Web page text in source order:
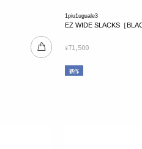
1piu1uguale3
EZ WIDE SLACKS［
¥71,500
新作